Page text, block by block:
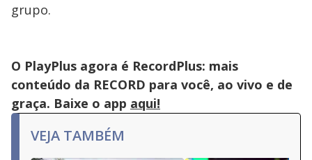
grupo.
O PlayPlus agora é RecordPlus: mais
conteúdo da RECORD para você, ao vivo e de
graça. Baixe o app aqui!
VEJA TAMBÉM